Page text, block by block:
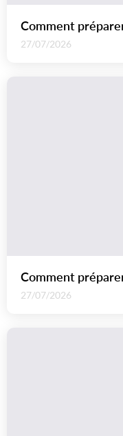
Comment
27/07/2026
Comment
27/07/2026